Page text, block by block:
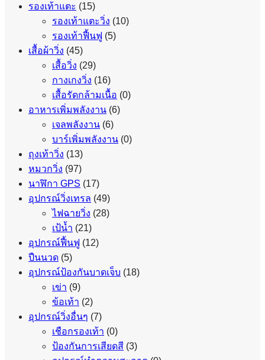
รองเท้าแตะ (15)
รองเท้าแตะวิ่ง (10)
รองเท้าฟื้นฟู (5)
เสื้อผ้าวิ่ง (45)
เสื้อวิ่ง (29)
กางเกงวิ่ง (16)
เสื้อรัดกล้ามเนื้อ (0)
อาหารเพิ่มพลังงาน (6)
เจลพลังงาน (6)
บาร์เพิ่มพลังงาน (0)
ถุงเท้าวิ่ง (13)
หมวกวิ่ง (97)
นาฬิกา GPS (17)
อุปกรณ์วิ่งเทรล (49)
ไฟฉายวิ่ง (28)
เป้น้ำ (21)
อุปกรณ์ฟื้นฟู (12)
ปืนนวด (5)
อุปกรณ์ป้องกันบาดเจ็บ (18)
เข่า (9)
ข้อเท้า (2)
อุปกรณ์วิ่งอื่นๆ (7)
เชือกรองเท้า (0)
ป้องกันการเสียดสี (3)